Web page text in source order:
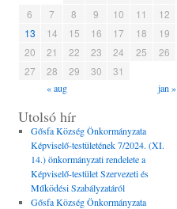
6
7 8 9 10 11
12
13
14 15 16 17 18
19
20
21 22 23 24 25
26
27
28 29 30 31
« aug jan »
Utolsó hír
Gősfa Község Önkormányzata
Képviselő-testületének 7/2024. (XI.
14.) önkormányzati rendelete a
Képviselő-testület Szervezeti és
Működési Szabályzatáról
Gősfa Község Önkormányzata